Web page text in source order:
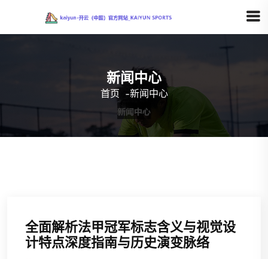
新闻中心
首页 -新闻中心
全面解析法甲冠军标志含义与视觉设
计特点深度指南与历史演变脉络